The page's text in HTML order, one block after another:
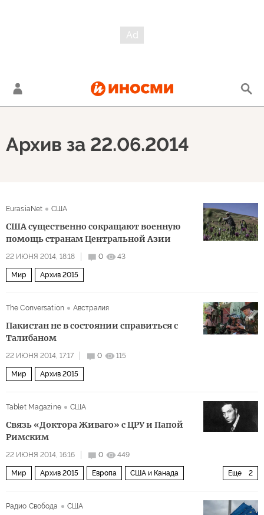
Архив за 22.06.2014
EurasiaNet США
США существенно сокращают военную
помощь странам Центральной Азии
22 ИЮНЯ 2014, 18:18 0 43
Мир Архив 2015
The Conversation Австралия
Пакистан не в состоянии справиться с
Талибаном
22 ИЮНЯ 2014, 17:17 0 115
Мир Архив 2015
Tablet Magazine США
Связь «Доктора Живаго» с ЦРУ и Папой
Римским
22 ИЮНЯ 2014, 16:16 0 449
Еще 2
Мир Архив 2015 Европа США и Канада
Радио Свобода
США